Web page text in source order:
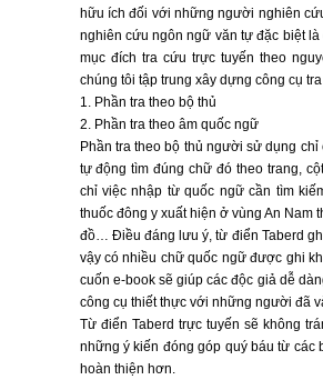
hữu ích đối với những người nghiên
nghiên cứu ngôn ngữ văn tự đặc biệt
mục đích tra cứu trực tuyến theo
chúng tôi tập trung xây dựng công cụ
1. Phần tra theo bộ thủ
2. Phần tra theo âm quốc ngữ
Phần tra theo bộ thủ người sử dụng
tự động tìm đúng chữ đó theo trang,
chỉ việc nhập từ quốc ngữ cần tìm
thuốc đông y xuất hiện ở vùng An Nam
đồ… Điều đáng lưu ý, từ điển Taberd
vậy có nhiều chữ quốc ngữ được ghi
cuốn e-book sẽ giúp các độc giả dễ
công cụ thiết thực với những người đã
Từ điển Taberd trực tuyến sẽ không
những ý kiến đóng góp quý báu từ
hoàn thiện hơn.